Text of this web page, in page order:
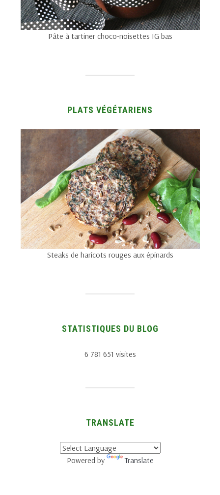
Pâte à tartiner choco-noisettes IG bas
PLATS VÉGÉTARIENS
Steaks de haricots rouges aux épinards
STATISTIQUES DU BLOG
6 781 651 visites
TRANSLATE
Powered by Translate